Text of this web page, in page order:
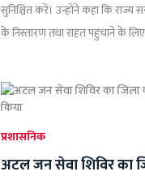
सुनिश्चित करें। उन्होंने कहा कि राज्य
के निस्तारण तथा राहत पहुंचाने के लिए
प्रशासनिक
अटल जन सेवा शिविर का